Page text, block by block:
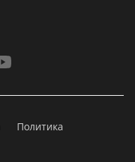
Политика